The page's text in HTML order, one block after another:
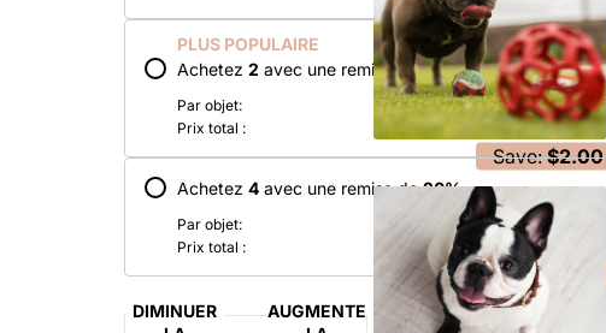
PLUS POPULAIRE
Achetez 2 avec une remise de 5%
Par objet:
Prix total :
Save: $2.00
Achetez 4 avec une remise de 20%
Par objet:
Prix total :
Save: $16.00
DIMINUER
AUGMENTER